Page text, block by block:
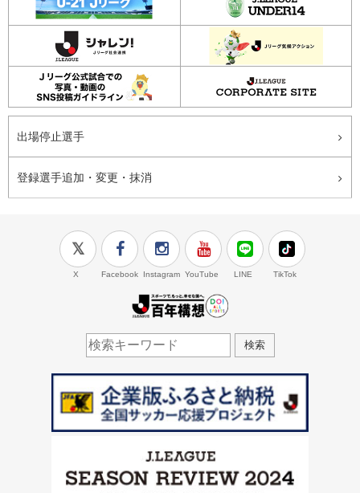
出場停止選手
登録選手追加・変更・抹消
X Facebook Instagram YouTube LINE TikTok
検索